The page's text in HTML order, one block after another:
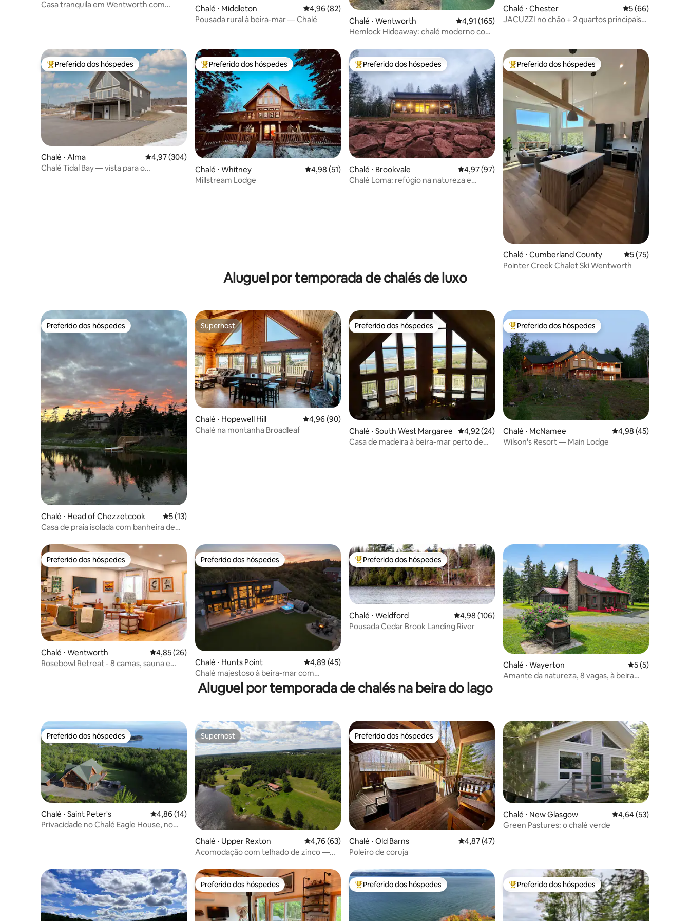
Casa tranquila em Wentworth com
Chalé ⋅ Middleton 4,96 de uma avaliação média de 5, 82 avaliações
4,96 (82)
Pousada rural à beira-mar — Chalé
Chalé ⋅ Wentworth 4,91 de uma avaliação média de 5, 165 avaliações
4,91 (165)
Hemlock Hideaway: chalé moderno com
Chalé ⋅ Chester 5 de uma
5 (66)
JACUZZI no chão + 2 quartos principais
Entre os melhores preferidos dos hóspedes
Preferido dos hóspedes
Chalé ⋅ Alma 4,97 de uma avaliação média de 5, 304 avaliações
4,97 (304)
Chalé Tidal Bay — vista para o
Entre os melhores preferidos dos hóspedes
Preferido dos hóspedes
Chalé ⋅ Whitney 4,98 de uma avaliação média de 5, 51 avaliações
4,98 (51)
Millstream Lodge
Entre os melhores preferidos dos hóspedes
Preferido dos hóspedes
Chalé ⋅ Brookvale 4,97 de uma avaliação média de 5, 97 avaliações
4,97 (97)
Chalé Loma: refúgio na natureza e
Entre os melhores preferidos dos hóspedes
Preferido dos hóspedes
Chalé ⋅ Cumberland County 5 de uma
5 (75)
Pointer Creek Chalet Ski Wentworth
Aluguel por temporada de chalés de luxo
Preferido dos hóspedes
Preferido dos hóspedes
Chalé ⋅ Head of Chezzetcook 5 de uma avaliação média de 5, 13 avaliações
5 (13)
Casa de praia isolada com banheira de
Superhost
Superhost
Chalé ⋅ Hopewell Hill 4,96 de uma avaliação média de 5, 90 avaliações
4,96 (90)
Chalé na montanha Broadleaf
Preferido dos hóspedes
Preferido dos hóspedes
Chalé ⋅ South West Margaree 4,92 de uma avaliação média de 5, 24 avaliações
4,92 (24)
Casa de madeira à beira-mar perto de
Entre os melhores preferidos dos hóspedes
Preferido dos hóspedes
Chalé ⋅ McNamee 4,98 de uma
4,98 (45)
Wilson's Resort — Main Lodge
Preferido dos hóspedes
Preferido dos hóspedes
Chalé ⋅ Wentworth 4,85 de uma avaliação média de 5, 26 avaliações
4,85 (26)
Rosebowl Retreat - 8 camas, sauna e
Preferido dos hóspedes
Preferido dos hóspedes
Chalé ⋅ Hunts Point 4,89 de uma avaliação média de 5, 45 avaliações
4,89 (45)
Chalé majestoso à beira-mar com
banheira de hidromassagem e sauna
Entre os melhores preferidos dos hóspedes
Preferido dos hóspedes
Chalé ⋅ Weldford 4,98 de uma avaliação média de 5, 106 avaliações
4,98 (106)
Pousada Cedar Brook Landing River
Chalé ⋅ Wayerton 5 de uma
5 (5)
Amante da natureza, 8 vagas, à beira
Aluguel por temporada de chalés na beira do lago
Preferido dos hóspedes
Preferido dos hóspedes
Chalé ⋅ Saint Peter's 4,86 de uma avaliação média de 5, 14 avaliações
4,86 (14)
Privacidade no Chalé Eagle House, no
Superhost
Superhost
Chalé ⋅ Upper Rexton 4,76 de uma avaliação média de 5, 63 avaliações
4,76 (63)
Acomodação com telhado de zinco —
Preferido dos hóspedes
Preferido dos hóspedes
Chalé ⋅ Old Barns 4,87 de uma avaliação média de 5, 47 avaliações
4,87 (47)
Poleiro de coruja
Chalé ⋅ New Glasgow 4,64 de uma
4,64 (53)
Green Pastures: o chalé verde
Preferido dos hóspedes
Preferido dos hóspedes Entre os melhores preferidos dos hóspedes
Preferido dos hóspedes Entre os melhores preferidos dos hóspedes
Preferido dos hóspedes